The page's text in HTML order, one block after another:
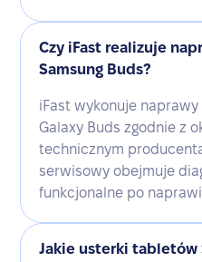
Czy iFast realizuje
Samsung Buds?
iFast wykonuje naprawy
Galaxy Buds zgodnie z
technicznym
serwisowy obejmuje
funkcjonalne po
Jakie usterki tabletów